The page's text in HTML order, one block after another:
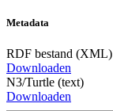
Metadata
RDF bestand (XML)
Downloaden
N3/Turtle (text)
Downloaden